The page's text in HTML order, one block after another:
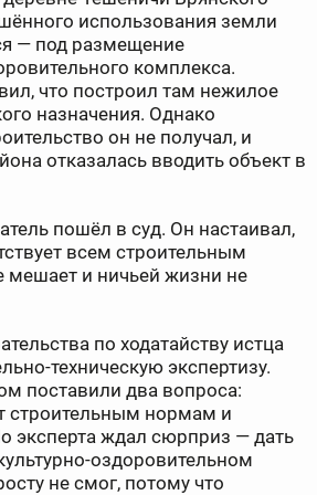
использования земли
— под размещение
комплекса.
что построил там нежилое
назначения. Однако
он не получал, и
отказалась вводить объект в
пошёл в суд. Он настаивал,
всем строительным
мешает и ничьей жизни не
по ходатайству истца
техническую экспертизу.
поставили два вопроса:
строительным нормам и
эксперта ждал сюрприз — дать
оздоровительном
не смог, потому что